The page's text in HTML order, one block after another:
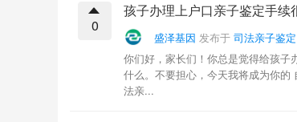
0
孩子办理上户口亲子鉴定手续
盛泽基因 发布于 司法亲子鉴定
你们好，家长们！你总是觉得给孩子
什么。不要担心，今天我将成为你的
法亲...